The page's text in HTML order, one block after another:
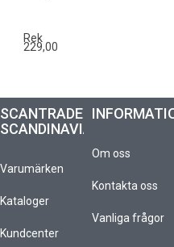
Rek
229,00
SCANTRADE
SCANDINAVIA
Varumärken
Kataloger
Kundcenter
Om oss
Kontakta oss
Vanliga frågor